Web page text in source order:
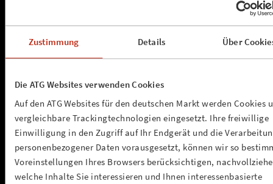
Zustimmung Details Über
Die ATG Websites verwenden Cookies
Auf den ATG Websites für den deutschen Markt werden Cookies
vergleichbare Trackingtechnologien eingesetzt. Ihre freiwillige
Einwilligung in den Zugriff auf Ihr Endgerät und die
personenbezogener Daten vorausgesetzt, können wir so
Voreinstellungen Ihres Browsers berücksichtigen,
welche Inhalte Sie interessieren und Ihnen interessenbasierte
Kleine Seilerstrasse 1
D - 20359 Hamburg
info@assconcerts.com
»anfahrt
NEWSLETTER